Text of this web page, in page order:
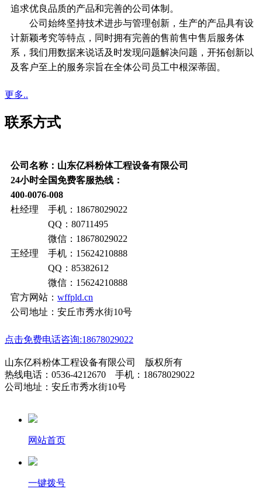
追求优良品质的产品和完善的公司体制。
公司始终坚持技术进步与管理创新，生产的产品具有设
计新颖考究等特点，同时拥有完善的售前售中售后服务体
系，我们用数据来说话及时发现问题解决问题，开拓创新以
及客户至上的服务宗旨在全体公司员工中根深蒂固。
更多..
联系方式
公司名称：山东亿科粉体工程设备有限公司
24小时全国免费客服热线：
400-0076-008
杜经理 手机：18678029022
QQ：80711495
微信：18678029022
王经理 手机：15624210888
QQ：85382612
微信：15624210888
官方网站： wffpld.cn
公司地址：安丘市秀水街10号
点击免费电话咨询:18678029022
山东亿科粉体工程设备有限公司 版权所有
热线电话：0536-4212670 手机：18678029022
公司地址：安丘市秀水街10号
网站首页
一键拨号